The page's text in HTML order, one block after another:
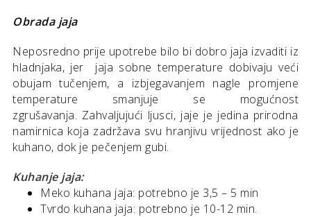
Obrada jaja
Neposredno prije upotrebe bilo bi dobro jaja izvaditi iz
hladnjaka, jer jaja sobne temperature dobivaju veći
obujam tučenjem, a izbjegavanjem nagle promjene
temperature smanjuje se mogućnost
zgrušavanja. Zahvaljujući ljusci, jaje je jedina prirodna
namirnica koja zadržava svu hranjivu vrijednost ako je
kuhano, dok je pečenjem gubi.
Kuhanje jaja:
Meko kuhana jaja: potrebno je 3,5 – 5 min
Tvrdo kuhana jaja: potrebno je 10-12 min.